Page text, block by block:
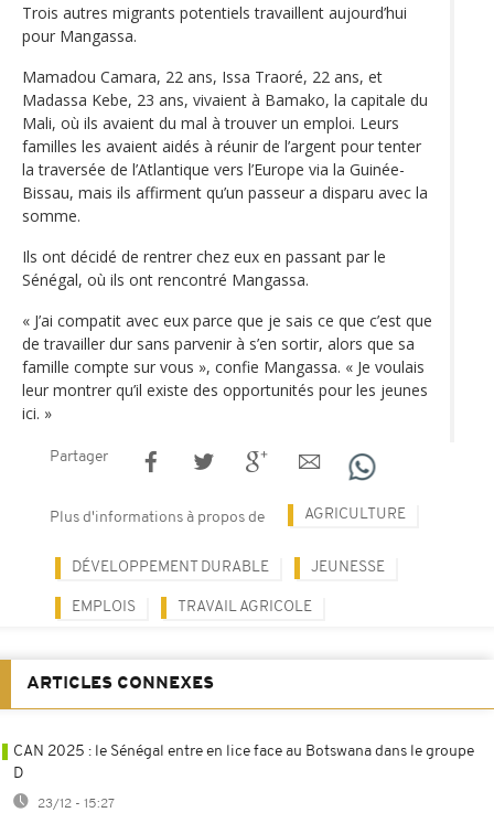
Trois autres migrants potentiels travaillent aujourd’hui
pour Mangassa.
Mamadou Camara, 22 ans, Issa Traoré, 22 ans, et
Madassa Kebe, 23 ans, vivaient à Bamako, la capitale du
Mali, où ils avaient du mal à trouver un emploi. Leurs
familles les avaient aidés à réunir de l’argent pour tenter
la traversée de l’Atlantique vers l’Europe via la Guinée-
Bissau, mais ils affirment qu’un passeur a disparu avec la
somme.
Ils ont décidé de rentrer chez eux en passant par le
Sénégal, où ils ont rencontré Mangassa.
« J’ai compatit avec eux parce que je sais ce que c’est que
de travailler dur sans parvenir à s’en sortir, alors que sa
famille compte sur vous », confie Mangassa. « Je voulais
leur montrer qu’il existe des opportunités pour les jeunes
ici. »
Partager
Plus d'informations à propos de AGRICULTURE
DÉVELOPPEMENT DURABLE JEUNESSE
EMPLOIS TRAVAIL AGRICOLE
ARTICLES CONNEXES
CAN 2025 : le Sénégal entre en lice face au Botswana dans le groupe
D
23/12 - 15:27